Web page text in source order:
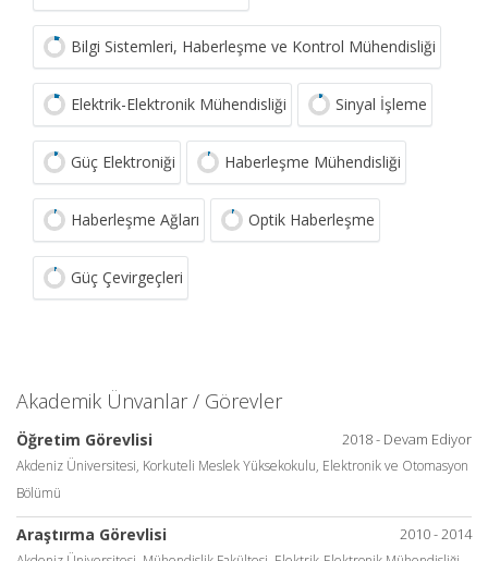
Bilgi Sistemleri, Haberleşme ve Kontrol Mühendisliği
Elektrik-Elektronik Mühendisliği Sinyal İşleme
Güç Elektroniği Haberleşme Mühendisliği
Haberleşme Ağları Optik Haberleşme
Güç Çevirgeçleri
Akademik Ünvanlar / Görevler
2018 - Devam Ediyor
Öğretim Görevlisi
Akdeniz Üniversitesi, Korkuteli Meslek Yüksekokulu, Elektronik ve Otomasyon
Bölümü
2010 - 2014
Araştırma Görevlisi